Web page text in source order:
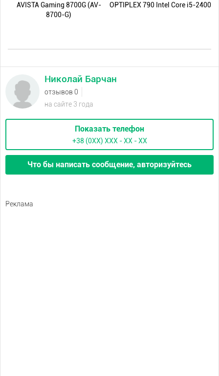
AVISTA Gaming 8700G (AV-
8700-G)
OPTIPLEX 790 Intel Core i5-2400
Николай Барчан
отзывов 0
на сайте 3 года
Показать телефон
+38 (0XX) ХХХ - ХХ - ХХ
Что бы написать сообщение, авторизуйтесь
Реклама